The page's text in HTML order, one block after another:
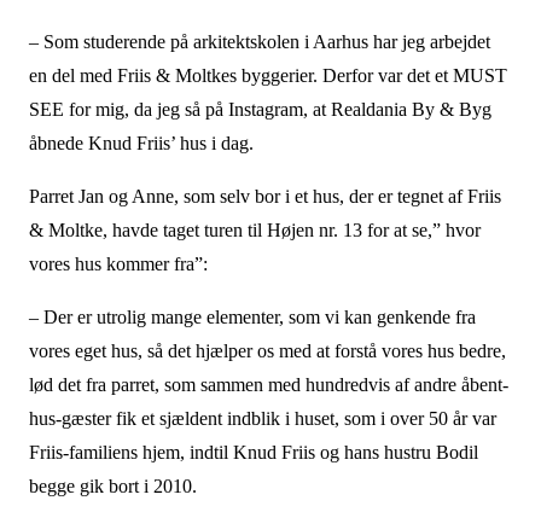
– Som studerende på arkitektskolen i Aarhus har jeg arbejdet
en del med Friis & Moltkes byggerier. Derfor var det et MUST
SEE for mig, da jeg så på Instagram, at Realdania By & Byg
åbnede Knud Friis’ hus i dag.
Parret Jan og Anne, som selv bor i et hus, der er tegnet af Friis
& Moltke, havde taget turen til Højen nr. 13 for at se,” hvor
vores hus kommer fra”:
– Der er utrolig mange elementer, som vi kan genkende fra
vores eget hus, så det hjælper os med at forstå vores hus bedre,
lød det fra parret, som sammen med hundredvis af andre åbent-
hus-gæster fik et sjældent indblik i huset, som i over 50 år var
Friis-familiens hjem, indtil Knud Friis og hans hustru Bodil
begge gik bort i 2010.